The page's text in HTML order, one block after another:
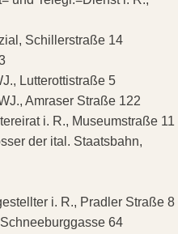
Schillerstraße 14
Lutterottistraße 5
Amraser Straße 122
i. R., Museumstraße 11
der ital. Staatsbahn,
i. R., Pradler Straße 8
64